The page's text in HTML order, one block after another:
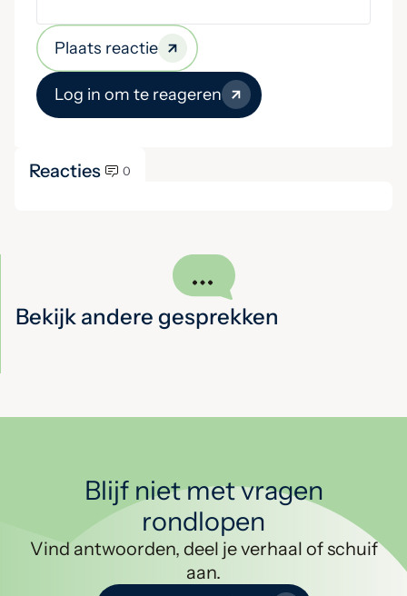
Plaats reactie
Log in om te reageren
Reacties 0
Bekijk andere gesprekken
Blijf niet met vragen
rondlopen
Vind antwoorden, deel je verhaal of schuif
aan.